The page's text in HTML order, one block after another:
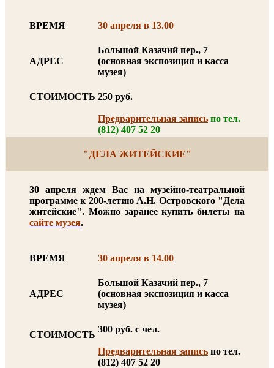
ВРЕМЯ 30 апреля в 13.00
АДРЕС
Большой Казачий пер., 7
(основная экспозиция и касса
музея)
СТОИМОСТЬ 250 руб.
Предварительная запись по тел.
(812) 407 52 20
"ДЕЛА ЖИТЕЙСКИЕ"
30 апреля ждем Вас на музейно-театральной
программе к 200-летию А.Н. Островского "Дела
житейские". Можно заранее купить билеты на
сайте музея.
ВРЕМЯ 30 апреля в 14.00
АДРЕС
Большой Казачий пер., 7
(основная экспозиция и касса
музея)
СТОИМОСТЬ
300 руб. с чел.
Предварительная запись по тел.
(812) 407 52 20